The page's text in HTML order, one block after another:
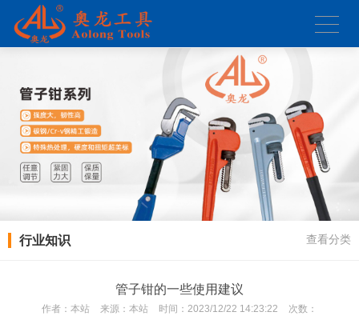
行业知识 查看分类
管子钳的一些使用建议
作者： 本站 来源： 本站 时间： 2023/12/22 14:23:22 次数：